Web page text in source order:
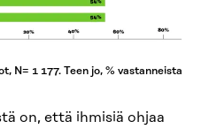
N= 1 177. Teen jo, % vastanneista
on, että ihmisiä ohjaa